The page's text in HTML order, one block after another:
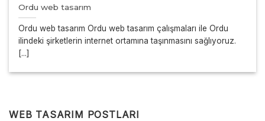
Ordu web tasarım
Ordu web tasarım Ordu web tasarım çalışmaları ile Ordu
ilindeki şirketlerin internet ortamına taşınmasını sağlıyoruz.
[...]
WEB TASARIM POSTLARI